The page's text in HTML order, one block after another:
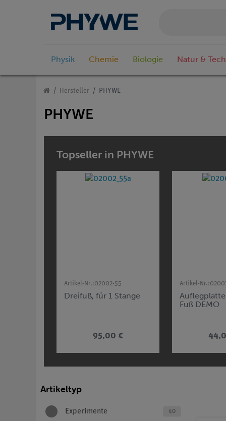
Physik Chemie Biologie Natur &
Hersteller PHYWE
PHYWE
Topseller in PHYWE
Artikel-Nr.:02002-55
Dreifuß, für 1 Stange
95,00 €
Artikel-Nr.:
Fuß DEMO
Artikeltyp
Experimente 40